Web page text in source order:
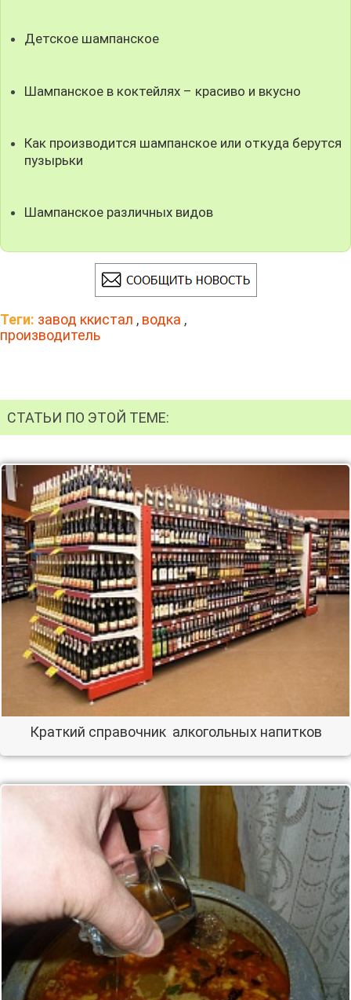
Детское шампанское
Шампанское в коктейлях – красиво и вкусно
Как производится шампанское или откуда берутся
пузырьки
Шампанское различных видов
Теги: завод ккистал , водка ,
производитель
СТАТЬИ ПО ЭТОЙ ТЕМЕ:
Краткий справочник алкогольных напитков